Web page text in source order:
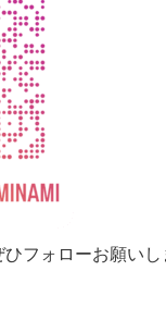
ひフォローお願い